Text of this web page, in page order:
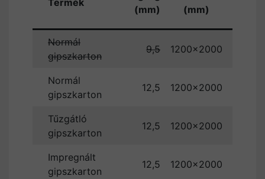
Termék
(mm)
(mm)
Normál
gipszkarton
9,5 1200×2000
Normál
gipszkarton
12,5 1200×2000
Tűzgátló
gipszkarton
12,5 1200×2000
Impregnált
gipszkarton
12,5 1200×2000